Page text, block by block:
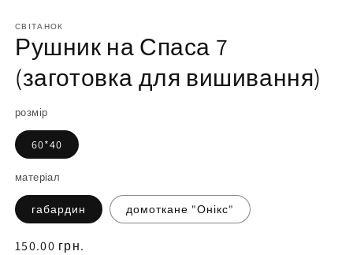
1
у
модальному
вікні
СВІТАНОК
Рушник на Спаса 7
(заготовка для вишивання)
розмір
60*40
матеріал
габардин домоткане "Онікс"
Нормальна
150.00 грн.